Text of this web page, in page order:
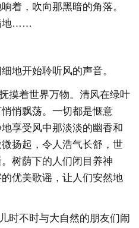
着，吹向那黑暗的角落。
地……
地开始聆听风的声音。
摸着世界万物。清风在绿叶
悄飘荡。一切都是惬意
享受风中那淡淡的幽香和
扬起，令人浩气长舒，世
树荫下的人们闭目养神
优美歌谣，让人们安然地
时不时与大自然的朋友们闹